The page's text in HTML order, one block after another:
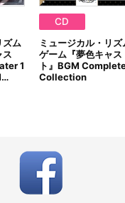
にて販売される商品と
備数に達した場合、早
とがございます。
のキャンセルや支払い
いただく場合がございま
「マイページ」→「ご
ズム
ス
1
CD
ミュージカル・リズ
ゲーム『夢色キャス
ト』BGM
Collection